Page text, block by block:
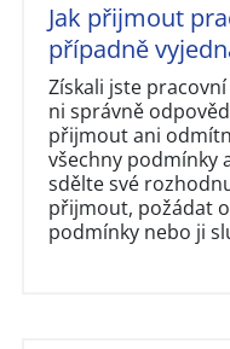
Jak přijmout
případně
Získali jste
ni správně
přijmout ani
všechny podmínky
sdělte své
přijmout, požádat
podmínky nebo ji